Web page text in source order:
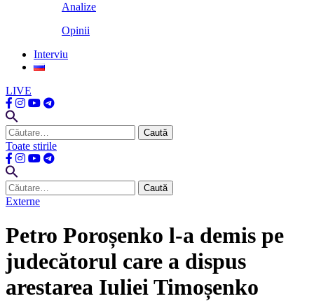
Analize
Opinii
Interviu
LIVE
Caută
după:
Toate stirile
Caută
după:
Externe
Petro Poroșenko l-a demis pe
judecătorul care a dispus
arestarea Iuliei Timoșenko